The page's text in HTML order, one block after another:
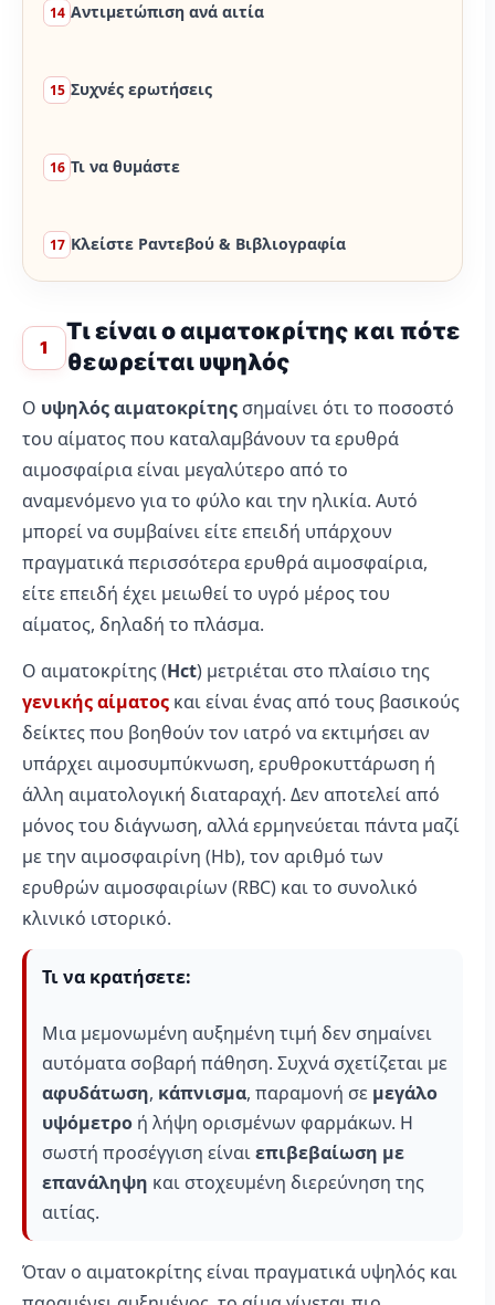
14 Αντιμετώπιση ανά αιτία
15 Συχνές ερωτήσεις
16 Τι να θυμάστε
17 Κλείστε Ραντεβού & Βιβλιογραφία
1
Τι είναι ο αιματοκρίτης και πότε
θεωρείται υψηλός
Ο υψηλός αιματοκρίτης σημαίνει ότι το ποσοστό
του αίματος που καταλαμβάνουν τα ερυθρά
αιμοσφαίρια είναι μεγαλύτερο από το
αναμενόμενο για το φύλο και την ηλικία. Αυτό
μπορεί να συμβαίνει είτε επειδή υπάρχουν
πραγματικά περισσότερα ερυθρά αιμοσφαίρια,
είτε επειδή έχει μειωθεί το υγρό μέρος του
αίματος, δηλαδή το πλάσμα.
Ο αιματοκρίτης (Hct) μετριέται στο πλαίσιο της
γενικής αίματος και είναι ένας από τους βασικούς
δείκτες που βοηθούν τον ιατρό να εκτιμήσει αν
υπάρχει αιμοσυμπύκνωση, ερυθροκυττάρωση ή
άλλη αιματολογική διαταραχή. Δεν αποτελεί από
μόνος του διάγνωση, αλλά ερμηνεύεται πάντα μαζί
με την αιμοσφαιρίνη (Hb), τον αριθμό των
ερυθρών αιμοσφαιρίων (RBC) και το συνολικό
κλινικό ιστορικό.
Τι να κρατήσετε:
Μια μεμονωμένη αυξημένη τιμή δεν σημαίνει
αυτόματα σοβαρή πάθηση. Συχνά σχετίζεται με
αφυδάτωση, κάπνισμα, παραμονή σε μεγάλο
υψόμετρο ή λήψη ορισμένων φαρμάκων. Η
σωστή προσέγγιση είναιεπιβεβαίωση με
επανάληψη και στοχευμένη διερεύνηση της
αιτίας.
Όταν ο αιματοκρίτης είναι πραγματικά υψηλός και